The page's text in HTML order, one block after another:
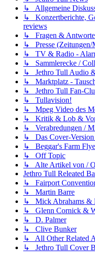
↳ Allgemeine
↳ Konzertberichte,
reviews
↳ Fragen &
↳ Presse (Zeitungen/
↳ TV & Radio -
↳ Sammlerecke /
↳ Jethro Tull Audio
↳ Marktplatz -
↳ Jethro Tull Fan-
↳ Tullavision!
↳ Mpeg Video des
↳ Kritik & Lob &
↳ Verabredungen /
↳ Das Cover-Version
↳ Beggar's Farm
↳ Off Topic
↳ Alte Artikel von /
Jethro Tull Releated
↳ Fairport
↳ Martin Barre
↳ Mick Abrahams &
↳ Glenn Cornick &
↳ D. Palmer
↳ Clive Bunker
↳ All Other Related
↳ Jethro Tull Cover